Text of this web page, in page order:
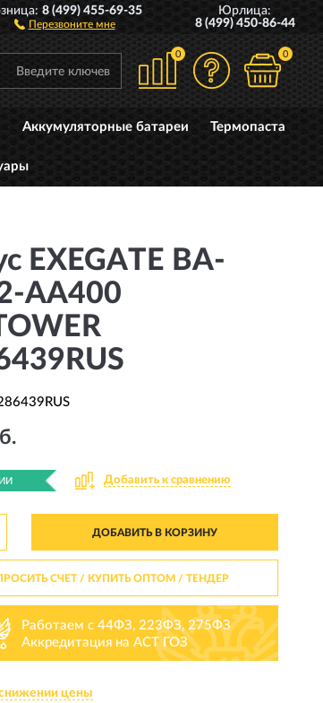
ВСЕЙ РОССИИ
8 (499) 455-69-35
Перезвоните мне
Юрлица:
8 (499) 450-86-44
0 0
Аккумуляторные батареи Термопаста
EXEGATE BA-
AA400
Добавить к сравнению
ДОБАВИТЬ В КОРЗИНУ
СЧЕТ / КУПИТЬ ОПТОМ/ ТЕНДЕР
Работаем с 44ФЗ, 223ФЗ, 275ФЗ
Аккредитация на АСТ ГОЗ
снижении цены